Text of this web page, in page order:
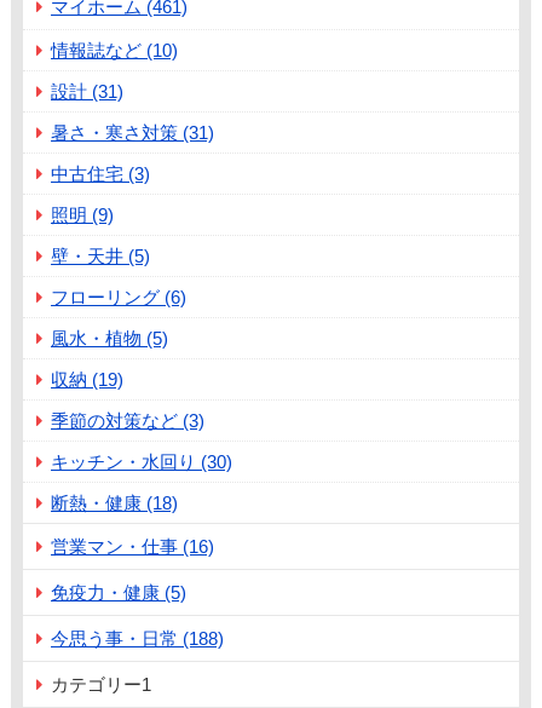
マイホーム (461)
情報誌など (10)
設計 (31)
暑さ・寒さ対策 (31)
中古住宅 (3)
照明 (9)
壁・天井 (5)
フローリング (6)
風水・植物 (5)
収納 (19)
季節の対策など (3)
キッチン・水回り (30)
断熱・健康 (18)
営業マン・仕事 (16)
免疫力・健康 (5)
今思う事・日常 (188)
カテゴリー1